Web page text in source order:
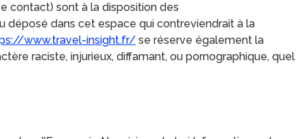
contact) sont à la disposition des
déposé dans cet espace qui contreviendrait à la
www.travel-insight.fr/ se réserve également la
raciste, injurieux, diffamant, ou pornographique, quel